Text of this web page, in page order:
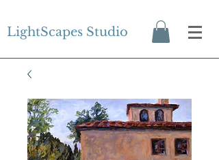
LightScapes Studio